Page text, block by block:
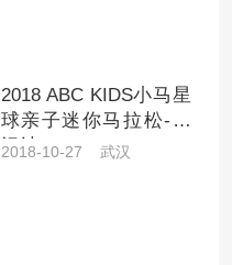
2018 ABC KIDS小马星
球亲子迷你马拉松-武
汉站
2018-10-27 武汉